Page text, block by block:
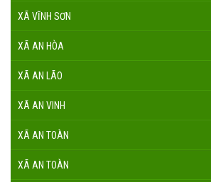
XÃ VĨNH SƠN
XÃ AN HÒA
XÃ AN LÃO
XÃ AN VINH
XÃ AN TOÀN
XÃ AN TOÀN